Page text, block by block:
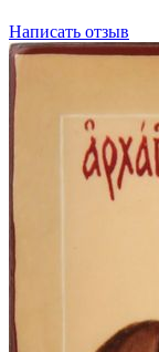
Написать отзыв